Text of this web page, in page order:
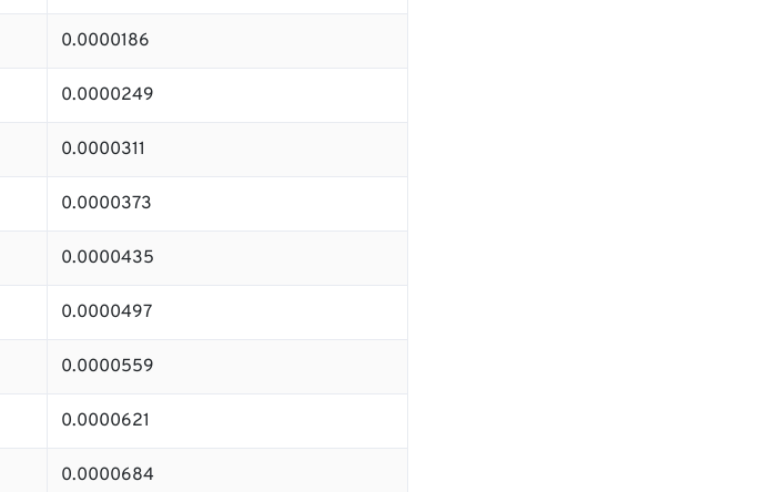
0.0000186
0.0000249
0.0000311
0.0000373
0.0000435
0.0000497
0.0000559
0.0000621
0.0000684